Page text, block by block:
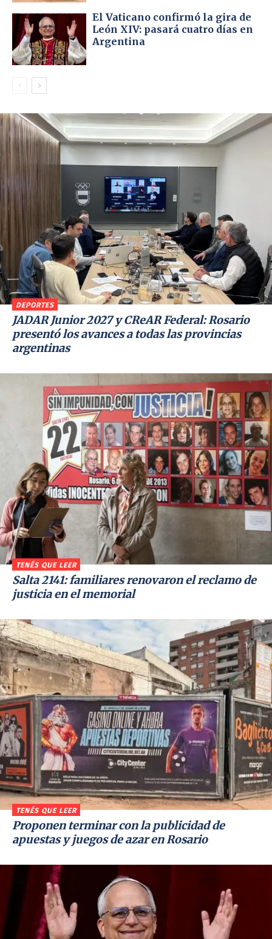
El Vaticano confirmó la gira de
León XIV: pasará cuatro días en
Argentina
DEPORTES
JADAR Junior 2027 y CReAR Federal: Rosario
presentó los avances a todas las provincias
argentinas
TENÉS QUE LEER
Salta 2141: familiares renovaron el reclamo de
justicia en el memorial
TENÉS QUE LEER
Proponen terminar con la publicidad de
apuestas y juegos de azar en Rosario